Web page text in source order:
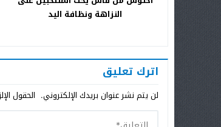
النزاهة ونظافة اليد
اترك تعليق
لن يتم نشر عنوان بريدك الإلكتروني. الحقول